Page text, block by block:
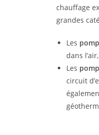
chauffage
grandes
Les
dans
Les
circuit